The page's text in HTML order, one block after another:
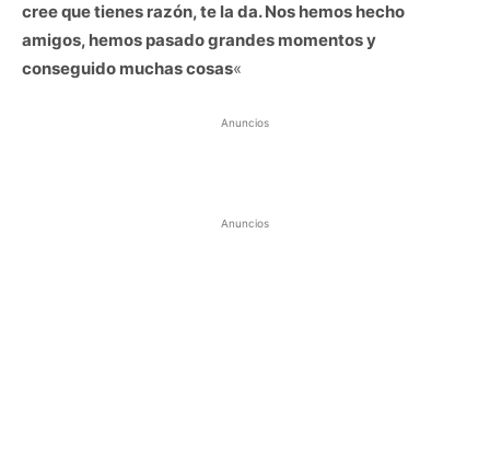
cree que tienes razón, te la da. Nos hemos hecho
amigos, hemos pasado grandes momentos y
conseguido muchas cosas«
Anuncios
Anuncios